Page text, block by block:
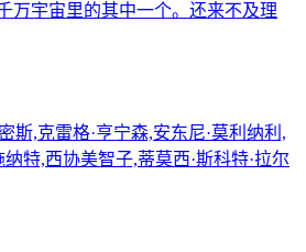
万宇宙里的其中一个。还来不及理
斯,克雷格·亨宁森,安东尼·莫利纳利,
特,西协美智子,蒂莫西·斯科特·拉尔